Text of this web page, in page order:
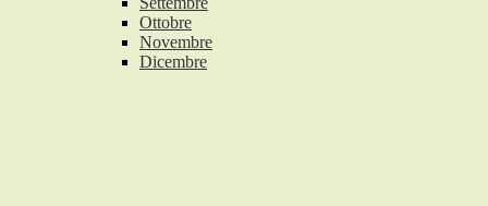
Ottobre
Novembre
Dicembre